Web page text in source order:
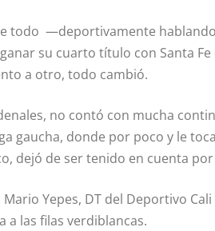
todo —deportivamente
su cuarto título con Santa
a otro, todo cambió.
no contó con mucha
gaucha, donde por poco y le
dejó de ser tenido en cuenta
Yepes, DT del Deportivo
a las filas verdiblancas.